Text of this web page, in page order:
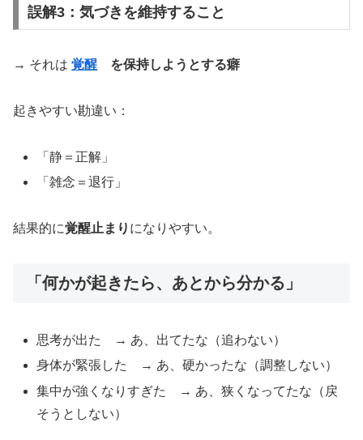
誤解3：気づきを維持すること
→ それは 覚醒 を保持しようとする癖
起きやすい勘違い：
「静＝正解」
「雑念＝退行」
結果的に覚醒止まり になりやすい。
「何かが起きたら、あとから分かる」
思考が出た → あ、出てたな（追わない）
身体が緊張した → あ、硬かったな（調整しない）
集中が強くなりすぎた → あ、狭くなってたな（戻
そうとしない）